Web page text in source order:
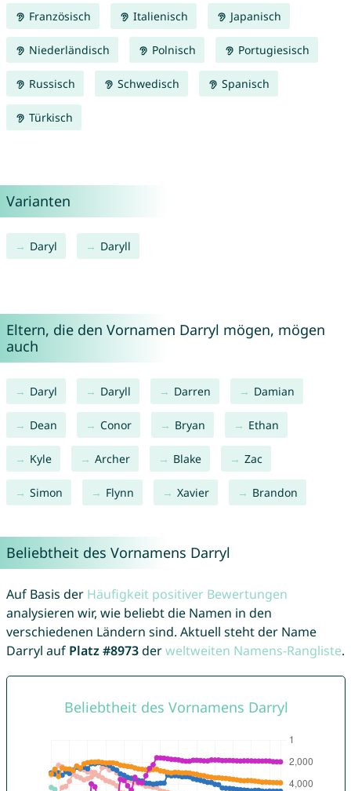
Französisch Italienisch Japanisch
Niederländisch Polnisch Portugiesisch
Russisch Schwedisch Spanisch
Türkisch
Varianten
Daryl Daryll
Eltern, die den Vornamen Darryl mögen, mögen
auch
Daryl Daryll Darren Damian
Dean Conor Bryan Ethan
Kyle Archer Blake Zac
Simon Flynn Xavier Brandon
Beliebtheit des Vornamens Darryl
Auf Basis der Häufigkeit positiver Bewertungen
analysieren wir, wie beliebt die Namen in den
verschiedenen Ländern sind. Aktuell steht der Name
Darryl auf Platz #8973derweltweiten Namens-Rangliste.